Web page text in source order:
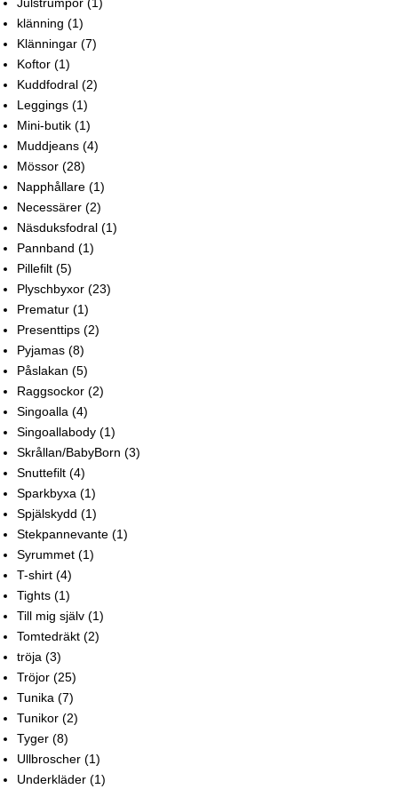
klänning (1)
Klänningar (7)
Koftor (1)
Kuddfodral (2)
Leggings (1)
Mini-butik (1)
Muddjeans (4)
Mössor (28)
Napphållare (1)
Necessärer (2)
Näsduksfodral (1)
Pannband (1)
Pillefilt (5)
Plyschbyxor (23)
Prematur (1)
Presenttips (2)
Pyjamas (8)
Påslakan (5)
Raggsockor (2)
Singoalla (4)
Singoallabody (1)
Skrållan/BabyBorn (3)
Snuttefilt (4)
Sparkbyxa (1)
Spjälskydd (1)
Stekpannevante (1)
Syrummet (1)
T-shirt (4)
Tights (1)
Till mig själv (1)
Tomtedräkt (2)
tröja (3)
Tröjor (25)
Tunika (7)
Tunikor (2)
Tyger (8)
Ullbroscher (1)
Underkläder (1)